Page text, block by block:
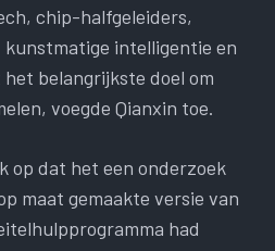
chip-halfgeleiders,
intelligentie en
belangrijkste doel om
voegde Qianxin toe.
op dat het een onderzoek
maat gemaakte versie van
had